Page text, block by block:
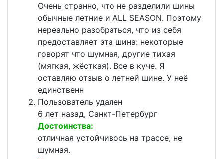
Очень странно, что не разделили шины
обычные летние и ALL SEASON. Поэтому
нереально разобраться, что из себя
предоставляет эта шина: некоторые
говорят что шумная, другие тихая
(мягкая, жёсткая). Все в куче. Я
оставляю отзыв о летней шине. У неё
единственн
Пользователь удален
6 лет назад, Санкт-Петербург
Достоинства:
отличная устойчивось на трассе, не
шумная.